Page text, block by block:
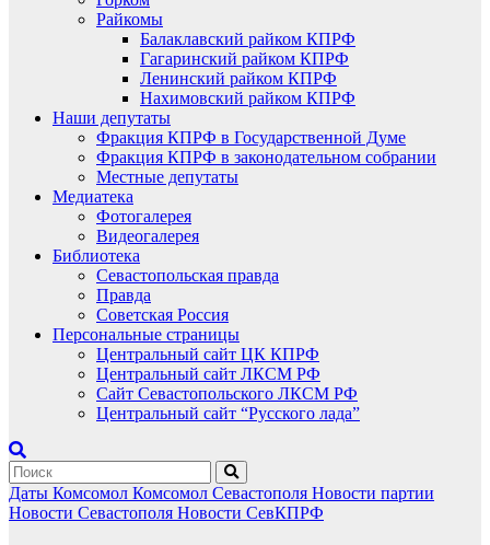
Райкомы
Балаклавский райком КПРФ
Гагаринский райком КПРФ
Ленинский райком КПРФ
Нахимовский райком КПРФ
Наши депутаты
Фракция КПРФ в Государственной Думе
Фракция КПРФ в законодательном собрании
Местные депутаты
Медиатека
Фотогалерея
Видеогалерея
Библиотека
Севастопольская правда
Правда
Советская Россия
Персональные страницы
Центральный сайт ЦК КПРФ
Центральный сайт ЛКСМ РФ
Сайт Севастопольского ЛКСМ РФ
Центральный сайт “Русского лада”
Даты Комсомол Комсомол Севастополя Новости партии
Новости Севастополя Новости СевКПРФ